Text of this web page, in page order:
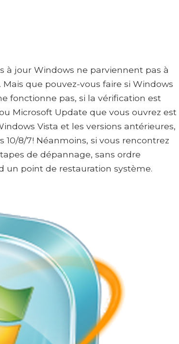
à jour Windows ne parviennent pas à
que pouvez-vous faire si Windows
fonctionne pas, si la vérification est
Microsoft Update que vous ouvrez est
Vista et les versions antérieures,
8/7! Néanmoins, si vous rencontrez
de dépannage, sans ordre
un point de restauration système.